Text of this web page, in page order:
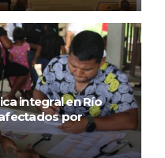
integral en Río
por